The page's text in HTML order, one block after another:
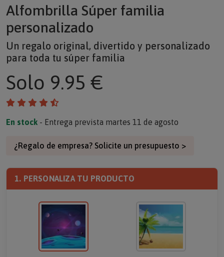
Alfombrilla Súper familia
personalizado
Un regalo original, divertido y personalizado
para toda tu súper familia
Solo 9.95 €
En stock - Entrega prevista martes 11 de agosto
¿Regalo de empresa? Solicite un presupuesto >
1. PERSONALIZA TU PRODUCTO